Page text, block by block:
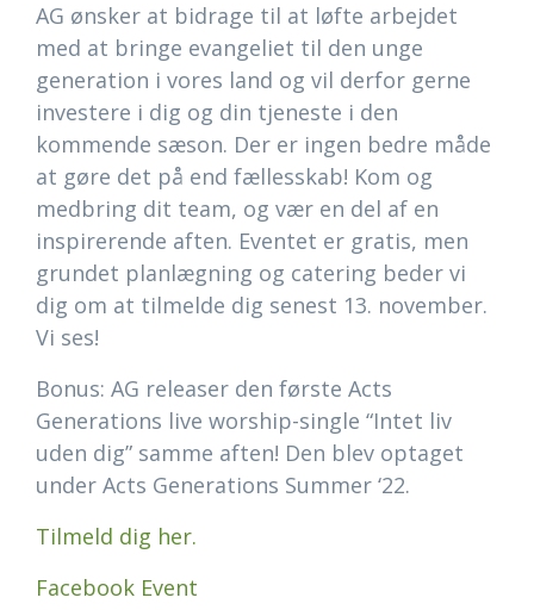
AG ønsker at bidrage til at løfte arbejdet
med at bringe evangeliet til den unge
generation i vores land og vil derfor gerne
investere i dig og din tjeneste i den
kommende sæson. Der er ingen bedre måde
at gøre det på end fællesskab! Kom og
medbring dit team, og vær en del af en
inspirerende aften. Eventet er gratis, men
grundet planlægning og catering beder vi
dig om at tilmelde dig senest 13. november.
Vi ses!
Bonus: AG releaser den første Acts
Generations live worship-single “Intet liv
uden dig” samme aften! Den blev optaget
under Acts Generations Summer ‘22.
Tilmeld dig her.
Facebook Event